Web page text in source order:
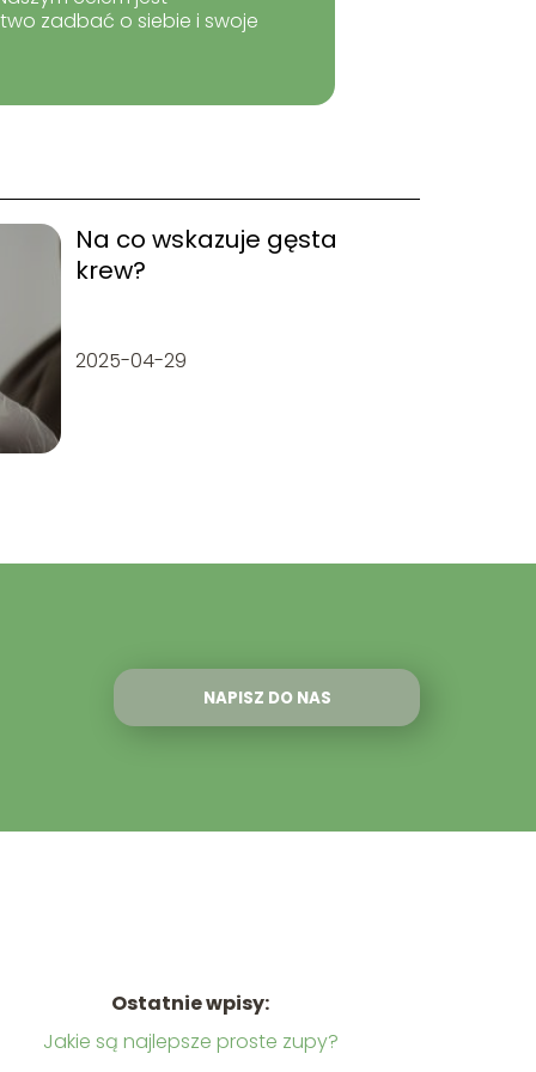
zadbać o siebie i swoje
Na co wskazuje gęsta
krew?
2025-04-29
NAPISZ DO NAS
Ostatnie wpisy:
Jakie są najlepsze proste zupy?